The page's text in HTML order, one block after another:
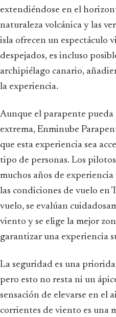
extendiéndose en el
naturaleza volcánica y las
isla ofrecen un espectáculo
despejados, es incluso
archipiélago canario,
la experiencia.
Aunque el parapente
extrema, Enminube
que esta experiencia sea
tipo de personas. Los
muchos años de
las condiciones de vuelo en
vuelo, se evalúan
viento y se elige la mejor
garantizar una experiencia
La seguridad es una
pero esto no resta ni un
sensación de elevarse en el
corrientes de viento es una